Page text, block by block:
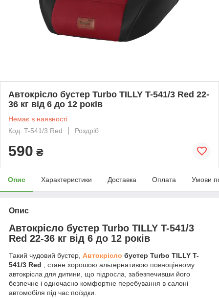
Автокрісло бустер Turbo TILLY T-541/3 Red 22-
36 кг від 6 до 12 років
Немає в наявності
Код: T-541/3 Red
Роздріб
590 ₴
Опис Характеристики Доставка Оплата Умови
Опис
Автокрісло бустер Turbo TILLY T-541/3
Red 22-36 кг від 6 до 12 років
Такий чудовий бустер, Автокрісло бустер Turbo TILLY T-
541/3 Red , стане хорошою альтернативою повноцінному
автокрісла для дитини, що підросла, забезпечивши його
безпечне і одночасно комфортне перебування в салоні
автомобіля під час поїздки.